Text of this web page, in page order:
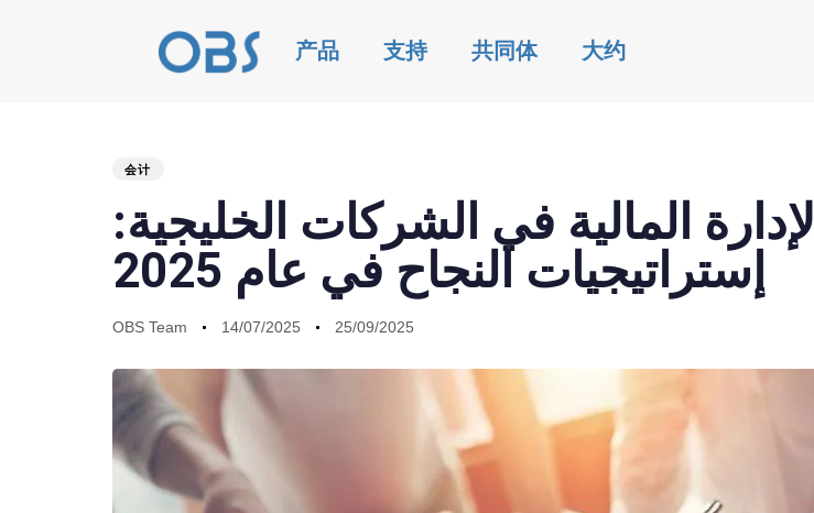
产品 支持 共同体 大约
PUBLISHED
会计
الإدارة المالية في الشركات الخليجية:
إستراتيجيات النجاح في عام 2025
Author
OBS Team
Published
14/07/2025
Last
25/09/2025